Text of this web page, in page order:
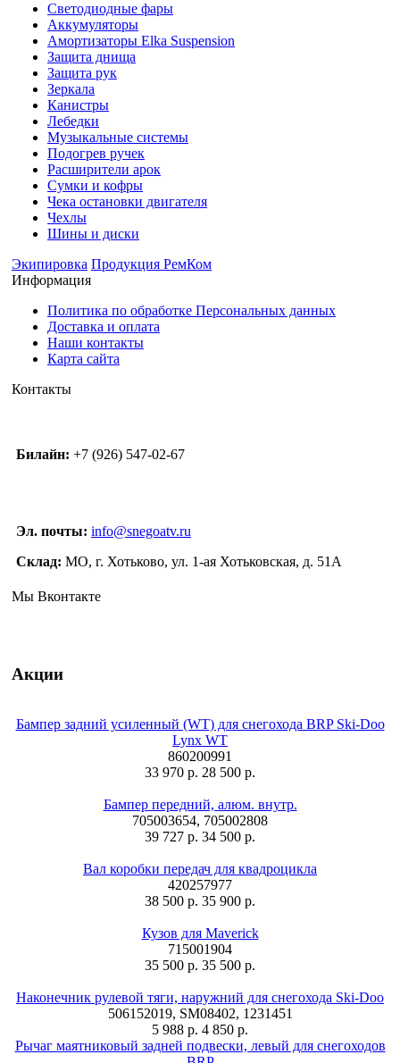
Cветодиодные фары
Аккумуляторы
Амортизаторы Elka Suspension
Защита днища
Защита рук
Зеркала
Канистры
Лебедки
Музыкальные системы
Подогрев ручек
Расширители арок
Сумки и кофры
Чека остановки двигателя
Чехлы
Шины и диски
Экипировка Продукция РемКом
Информация
Политика по обработке Персональных данных
Доставка и оплата
Наши контакты
Карта сайта
Контакты
Билайн: +7 (926) 547-02-67
Эл. почты: info@snegoatv.ru
Склад: МО, г. Хотьково, ул. 1-ая Хотьковская, д. 51А
Мы Вконтакте
Акции
Бампер задний усиленный (WT) для снегохода BRP Ski-Doo
Lynx WT
860200991
33 970 р. 28 500 р.
Бампер передний, алюм. внутр.
705003654, 705002808
39 727 р. 34 500 р.
Вал коробки передач для квадроцикла
420257977
38 500 р. 35 900 р.
Кузов для Maverick
715001904
35 500 р. 35 500 р.
Наконечник рулевой тяги, наружний для снегохода Ski-Doo
506152019, SM08402, 1231451
5 988 р. 4 850 р.
Рычаг маятниковый задней подвески, левый для снегоходов